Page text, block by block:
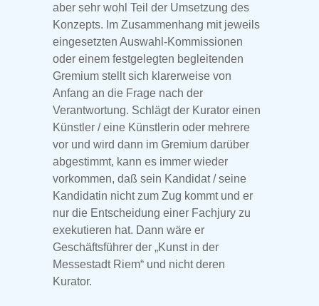
aber sehr wohl Teil der Umsetzung des
Konzepts. Im Zusammenhang mit jeweils
eingesetzten Auswahl-Kommissionen
oder einem festgelegten begleitenden
Gremium stellt sich klarerweise von
Anfang an die Frage nach der
Verantwortung. Schlägt der Kurator einen
Künstler / eine Künstlerin oder mehrere
vor und wird dann im Gremium darüber
abgestimmt, kann es immer wieder
vorkommen, daß sein Kandidat / seine
Kandidatin nicht zum Zug kommt und er
nur die Entscheidung einer Fachjury zu
exekutieren hat. Dann wäre er
Geschäftsführer der „Kunst in der
Messestadt Riem“ und nicht deren
Kurator.